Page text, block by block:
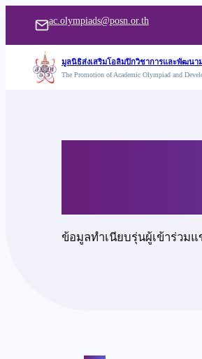
เนื้อหา
ac.olympiads@posn.or.th
มูลนิธิส่งเสริมโอลิมปิกวิชาการและพัฒนา
The Promotion of Academic Olympiad and
ข้อมูลทำเนียบรุ่นผู้เข้าร่วม